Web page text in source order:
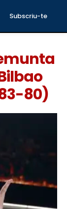
Subscriu-te
80)